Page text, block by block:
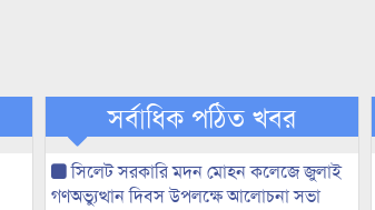
সর্বাধিক পঠিত খবর
সিলেট সরকারি মদন মোহন কলেজে জুলাই
গণঅভ্যুত্থান দিবস উপলক্ষে আলোচনা সভা